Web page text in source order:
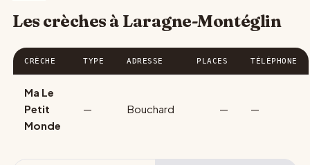
Les crèches à Laragne-Montéglin
CRÈCHE TYPE ADRESSE PLACES TÉLÉPHONE
Ma Le
Petit
Monde
— Bouchard — —